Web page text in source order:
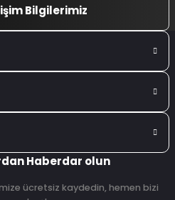
Bilgilerimiz
Haberdar olun
ücretsiz kaydedin, hemen bizi